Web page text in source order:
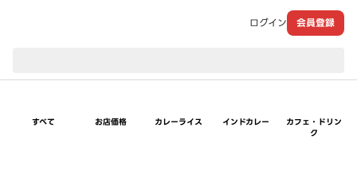
ログイン 会員登録
すべて お店価格 カレーライス インドカレー
カフェ・ドリン
ク